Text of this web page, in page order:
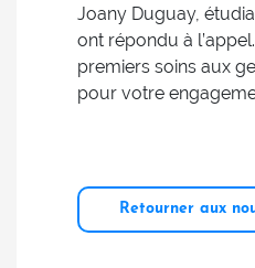
Joany Duguay,
ont répondu à
premiers soins aux
pour votre
Retourner aux